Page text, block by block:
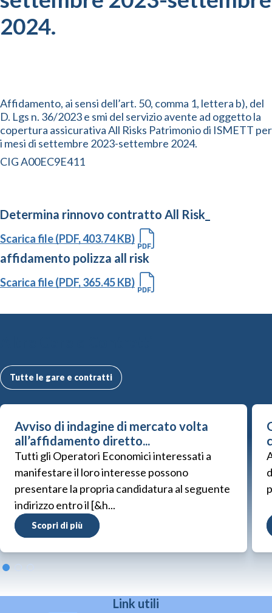
2024.
Affidamento, ai sensi dell’art. 50, comma 1, lettera b), del
D. Lgs n. 36/2023 e smi del servizio avente ad oggetto la
copertura assicurativa All Risks Patrimonio di ISMETT per
i mesi di settembre 2023-settembre 2024.
CIG A00EC9E411
Determina rinnovo contratto All Risk_
Scarica file (PDF, 403.74 KB)
affidamento polizza all risk
Scarica file (PDF, 365.45 KB)
Tutte le gare e contratti
Avviso di indagine di mercato volta
all’affidamento diretto...
Tutti gli Operatori Economici interessati a
manifestare il loro interesse possono
presentare la propria candidatura al seguente
indirizzo entro il [&h...
Scopri di più
Link utili